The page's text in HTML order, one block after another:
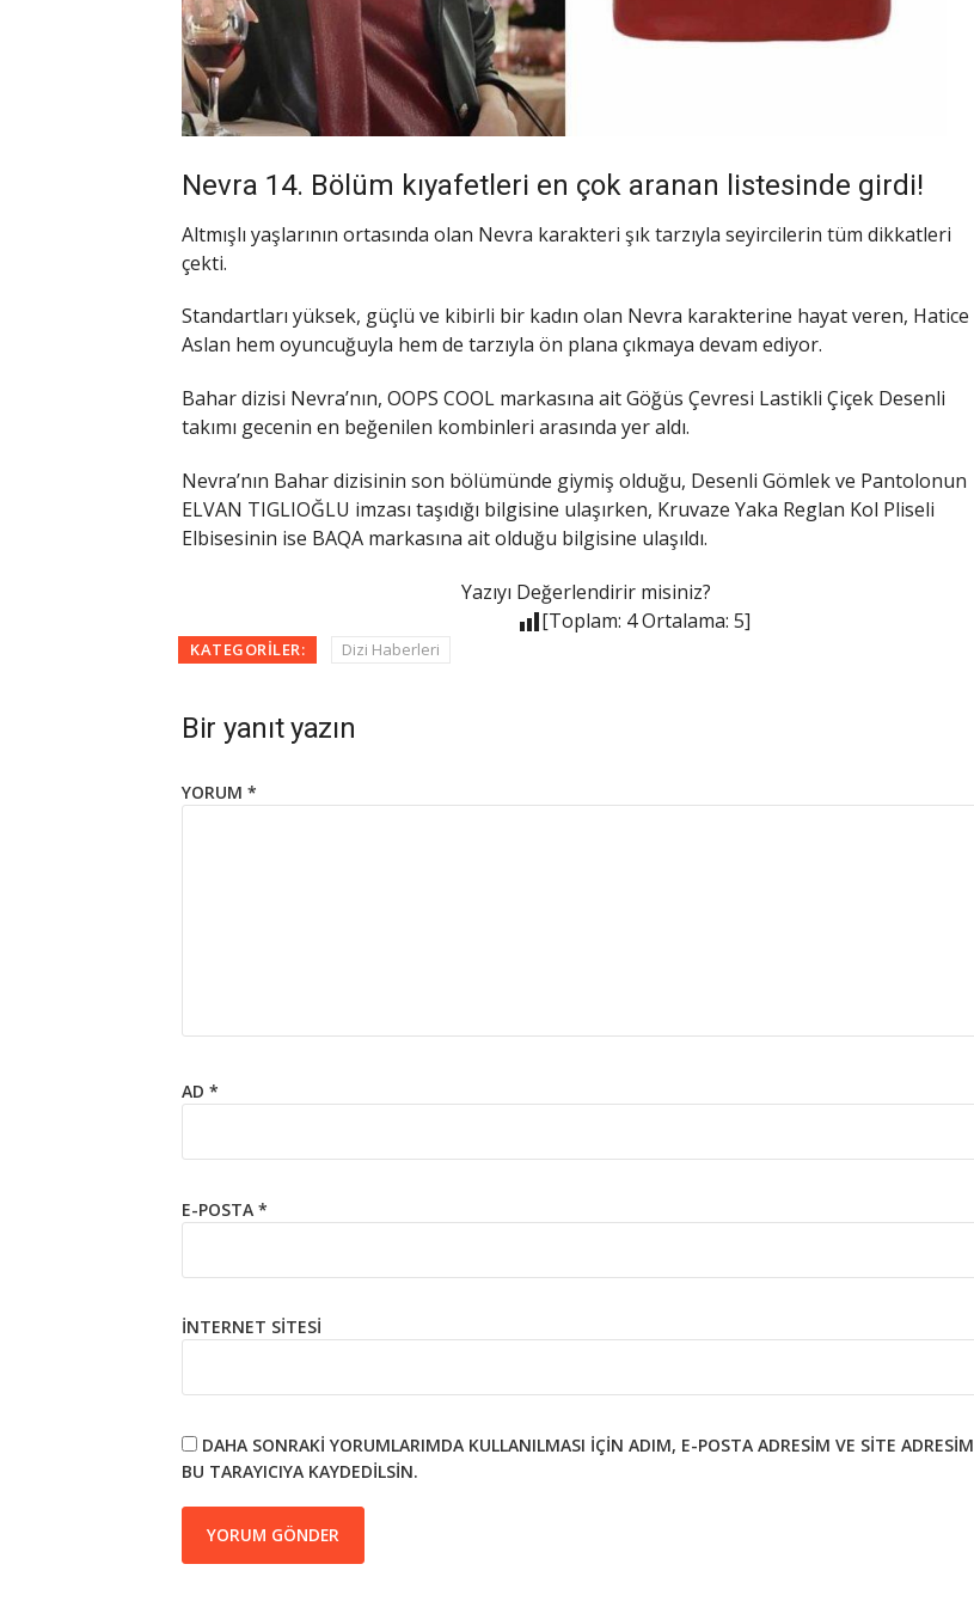
Nevra 14. Bölüm kıyafetleri en çok aranan listesinde girdi!
Altmışlı yaşlarının ortasında olan Nevra karakteri şık tarzıyla seyircilerin tüm dikkatleri
çekti.
Standartları yüksek, güçlü ve kibirli bir kadın olan Nevra karakterine hayat veren, Hatice
Aslan hem oyuncuğuyla hem de tarzıyla ön plana çıkmaya devam ediyor.
Bahar dizisi Nevra’nın, OOPS COOL markasına ait Göğüs Çevresi Lastikli Çiçek Desenli
takımı gecenin en beğenilen kombinleri arasında yer aldı.
Nevra’nın Bahar dizisinin son bölümünde giymiş olduğu, Desenli Gömlek ve Pantolonun
ELVAN TIGLIOĞLU imzası taşıdığı bilgisine ulaşırken, Kruvaze Yaka Reglan Kol Pliseli
Elbisesinin ise BAQA markasına ait olduğu bilgisine ulaşıldı.
Yazıyı Değerlendirir misiniz?
[Toplam: 4Ortalama: 5]
KATEGORILER: Dizi Haberleri
Bir yanıt yazın
YORUM *
AD *
E-POSTA *
İNTERNET SITESI
DAHA SONRAKI YORUMLARIMDA KULLANILMASI IÇIN ADIM, E-POSTA ADRESIM VE SITE ADRESIM
BU TARAYICIYA KAYDEDILSIN.